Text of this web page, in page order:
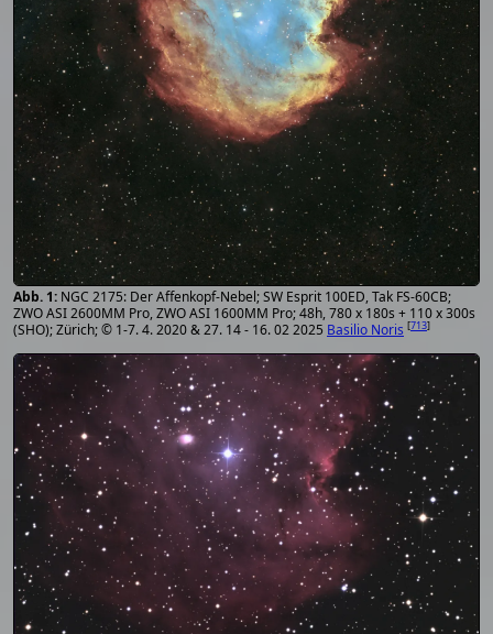
NGC 2175: Der Affenkopf-Nebel; SW Esprit 100ED, Tak FS-60CB;
ZWO ASI 2600MM Pro, ZWO ASI 1600MM Pro; 48h, 780 x 180s + 110 x 300s
(SHO); Zürich; © 1-7. 4. 2020 & 27. 14 - 16. 02 2025 Basilio Noris [713]